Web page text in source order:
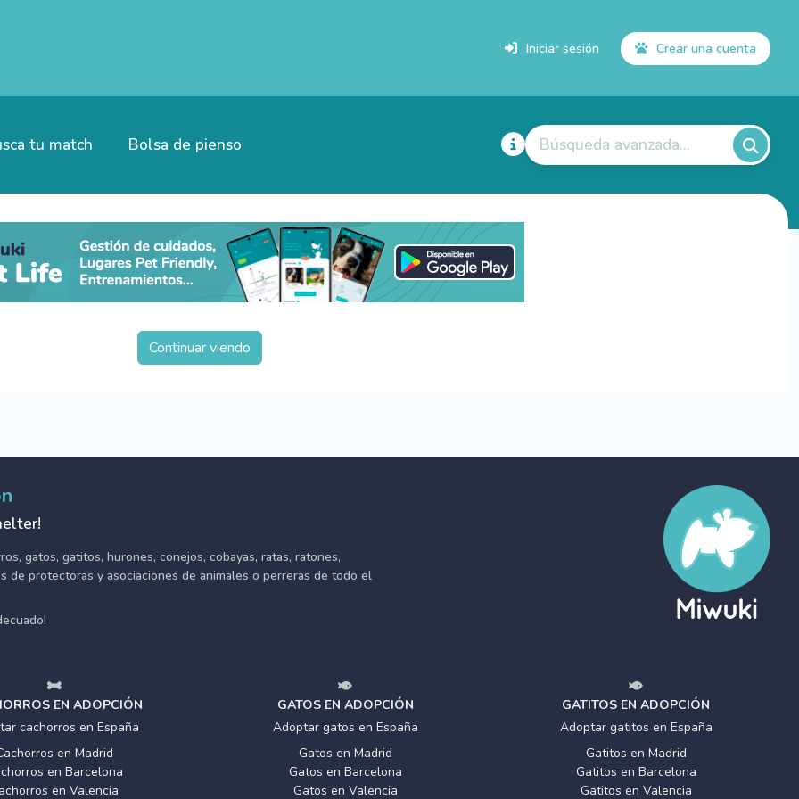
Iniciar sesión Crear una cuenta
tu match Bolsa de pienso Búsqueda avanzada...
Continuar viendo
gatos, gatitos, hurones, conejos, cobayas, ratas, ratones,
de protectoras y asociaciones de animales o perreras de todo el
EN ADOPCIÓN
cachorros en España
en Madrid
en Barcelona
en Valencia
GATOS EN ADOPCIÓN
Adoptar gatos en España
Gatos en Madrid
Gatos en Barcelona
Gatos en Valencia
GATITOS EN ADOPCIÓN
Adoptar gatitos en España
Gatitos en Madrid
Gatitos en Barcelona
Gatitos en Valencia